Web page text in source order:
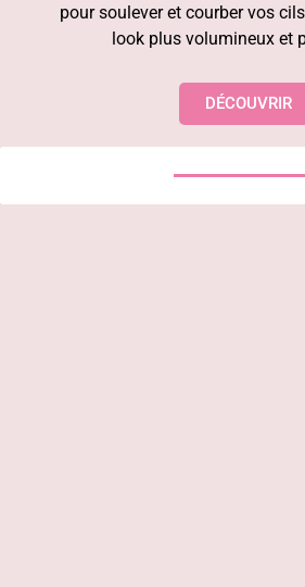
pour soulever et courber vos
look plus volumineux et
DÉCOUVRIR